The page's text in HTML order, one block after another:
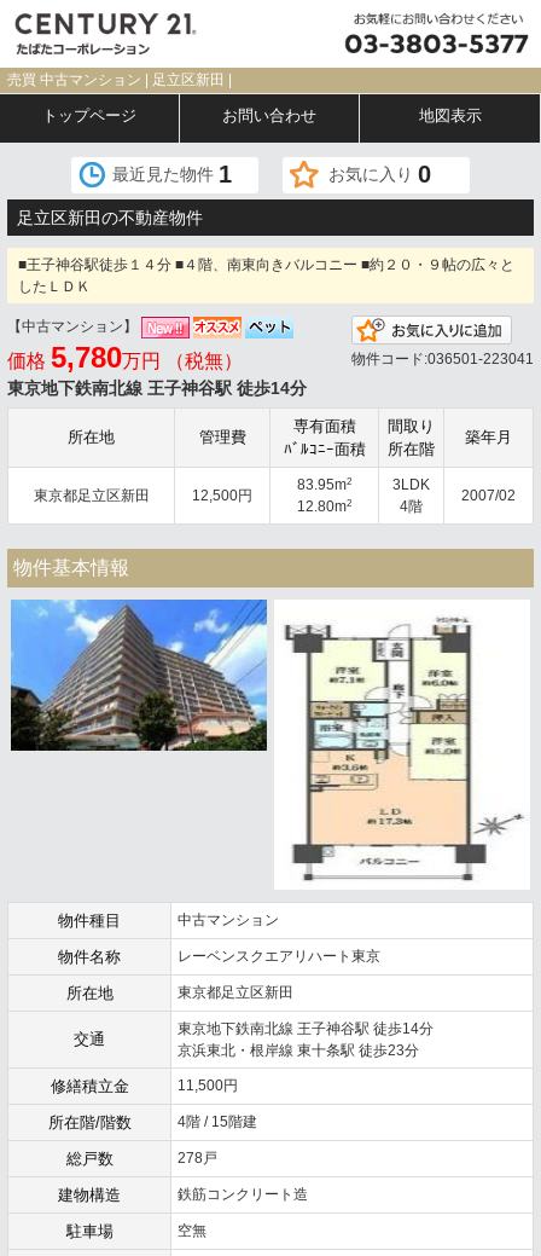
売買 中古マンション | 足立区新田 |
トップページ お問い合わせ 地図表示
最近見た物件 1 お気に入り 0
足立区新田の不動産物件
■王子神谷駅徒歩１４分 ■４階、南東向きバルコニー ■約２０・９帖の広々と
したＬＤＫ
【中古マンション】
価格 5,780万円 （税無）
東京地下鉄南北線 王子神谷駅 徒歩14分
物件コード:036501-223041
所在地 管理費
専有面積
ﾊﾞﾙｺﾆｰ面積
間取り
所在階
築年月
東京都足立区新田 12,500円
83.95m2
12.80m2
3LDK
4階
2007/02
物件基本情報
物件種目 中古マンション
物件名称 レーベンスクエアリハート東京
所在地 東京都足立区新田
交通
東京地下鉄南北線 王子神谷駅 徒歩14分
京浜東北・根岸線 東十条駅 徒歩23分
修繕積立金 11,500円
所在階/階数 4階 / 15階建
総戸数 278戸
建物構造 鉄筋コンクリート造
駐車場 空無